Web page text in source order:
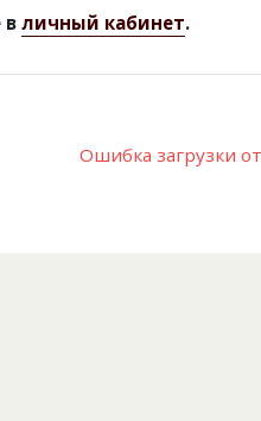
в личный кабинет.
Ошибка загрузки